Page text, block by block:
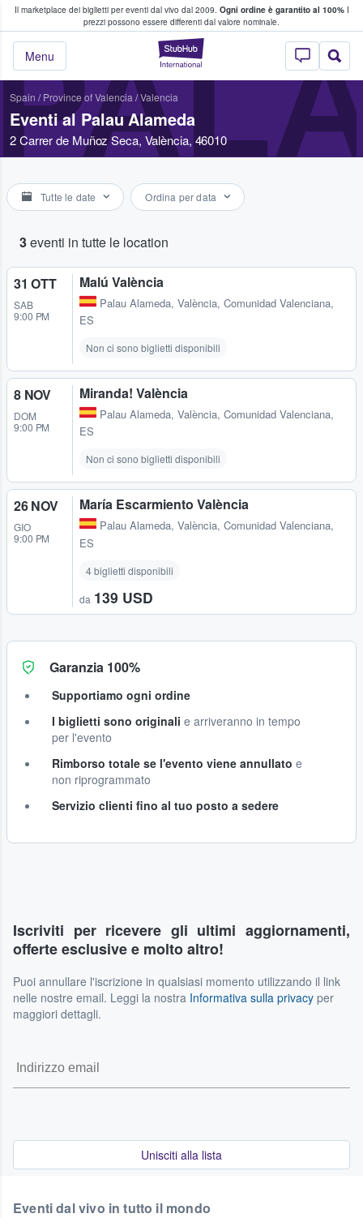
Il marketplace dei biglietti per eventi dal vivo dal 2009. Ogni ordine è garantito al 100%I
prezzi possono essere differenti dal valore nominale.
StubHub - Dove
Menu
fan comprano e vendono biglietti
Spain / Province of Valencia /Valencia
Eventi al Palau Alameda
2 Carrer de Muñoz Seca, València, 46010
Tutte le date Ordina per data
3eventi in tutte le location
31 OTT
SAB
9:00 PM
Malú València
Palau Alameda, València, Comunidad Valenciana,
ES
Non ci sono biglietti disponibili
8 NOV
DOM
9:00 PM
Miranda! València
Palau Alameda, València, Comunidad Valenciana,
ES
Non ci sono biglietti disponibili
26 NOV
GIO
9:00 PM
María Escarmiento València
Palau Alameda, València, Comunidad Valenciana,
ES
4 biglietti disponibili
da 139 USD
Garanzia 100%
Supportiamo ogni ordine
I biglietti sono originali e arriveranno in tempo
per l'evento
Rimborso totale se l'evento viene annullato e
non riprogrammato
Servizio clienti fino al tuo posto a sedere
Iscriviti per ricevere gli ultimi aggiornamenti,
offerte esclusive e molto altro!
Puoi annullare l'iscrizione in qualsiasi momento utilizzando il link
nelle nostre email. Leggi la nostra Informativa sulla privacy per
maggiori dettagli.
Unisciti alla lista
Eventi dal vivo in tutto il mondo